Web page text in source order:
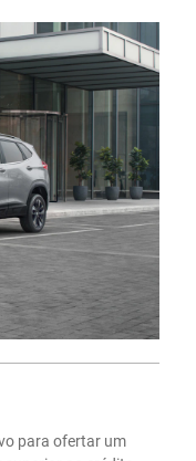
para ofertar um